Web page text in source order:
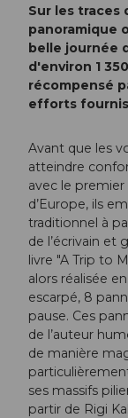
Sur les traces
panoramique
belle journée
d'environ 1
récompensé
efforts
Avant que les
atteindre
avec le
d’Europe, ils
traditionnel à
de l’écrivain et
livre "A Trip to
alors réalisée
escarpé, 8
pause. Ces
de l’auteur
de manière
ses massifs
partir de Rigi